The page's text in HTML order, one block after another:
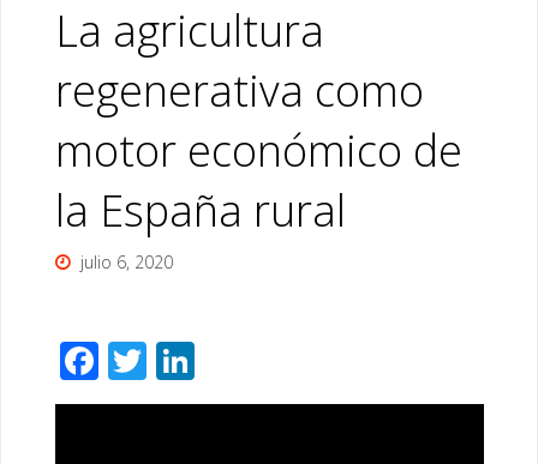
La agricultura
regenerativa como
motor económico de
la España rural
julio 6, 2020
F
ac
T
wi
Li
n